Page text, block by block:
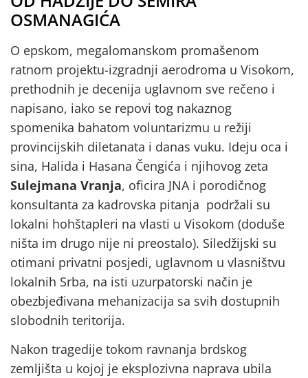
OSMANAGIĆA
O epskom, megalomanskom promašenom
ratnom projektu-izgradnji aerodroma u Visokom,
prethodnih je decenija uglavnom sve rečeno i
napisano, iako se repovi tog nakaznog
spomenika bahatom voluntarizmu u režiji
provincijskih diletanata i danas vuku. Ideju oca i
sina, Halida i Hasana Čengića i njihovog zeta
Sulejmana Vranja, oficira JNA i porodičnog
konsultanta za kadrovska pitanja podržali su
lokalni hohštapleri na vlasti u Visokom (doduše
ništa im drugo nije ni preostalo). Siledžijski su
otimani privatni posjedi, uglavnom u vlasništvu
lokalnih Srba, na isti uzurpatorski način je
obezbjeđivana mehanizacija sa svih dostupnih
slobodnih teritorija.
Nakon tragedije tokom ravnanja brdskog
zemljišta u kojoj je eksplozivna naprava ubila